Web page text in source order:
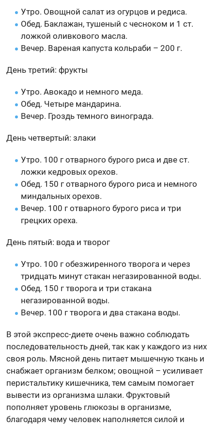
Утро. Овощной салат из огурцов и редиса.
Обед. Баклажан, тушеный с чесноком и 1 ст.
ложкой оливкового масла.
Вечер. Вареная капуста кольраби – 200 г.
День третий: фрукты
Утро. Авокадо и немного меда.
Обед. Четыре мандарина.
Вечер. Гроздь темного винограда.
День четвертый: злаки
Утро. 100 г отварного бурого риса и две ст.
ложки кедровых орехов.
Обед. 150 г отварного бурого риса и немного
миндальных орехов.
Вечер. 100 г отварного бурого риса и три
грецких ореха.
День пятый: вода и творог
Утро. 100 г обезжиренного творога и через
тридцать минут стакан негазированной воды.
Обед. 150 г творога и три стакана
негазированной воды.
Вечер. 100 г творога и два стакана воды.
В этой экспресс-диете очень важно соблюдать
последовательность дней, так как у каждого из них
своя роль. Мясной день питает мышечную ткань и
снабжает организм белком; овощной – усиливает
перистальтику кишечника, тем самым помогает
вывести из организма шлаки. Фруктовый
пополняет уровень глюкозы в организме,
благодаря чему человек наполняется силой и